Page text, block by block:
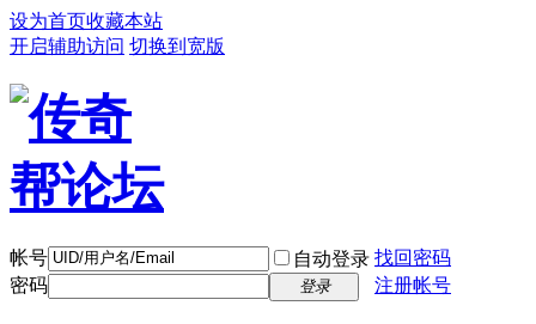
设为首页收藏本站
开启辅助访问 切换到宽版
帐号 自动登录 找回密码
密码
登录 注册帐号